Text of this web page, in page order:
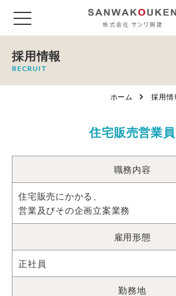
採用情報
RECRUIT
ホーム 採用情
住宅販売営業員
職務内容
住宅販売にかかる、
営業及びその企画立案業務
雇用形態
正社員
勤務地